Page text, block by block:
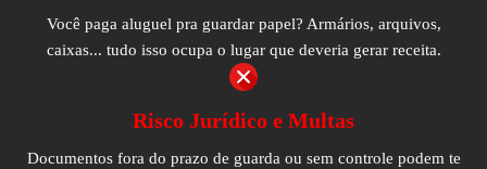
Você paga aluguel pra guardar papel? Armários, arquivos,
caixas... tudo isso ocupa o lugar que deveria gerar receita.
Risco Jurídico e Multas
Documentos fora do prazo de guarda ou sem controle podem te